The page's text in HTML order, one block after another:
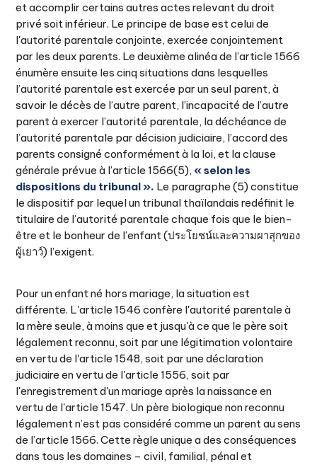
et accomplir certains autres actes relevant du droit
privé soit inférieur. Le principe de base est celui de
l'autorité parentale conjointe, exercée conjointement
par les deux parents. Le deuxième alinéa de l’article 1566
énumère ensuite les cinq situations dans lesquelles
l’autorité parentale est exercée par un seul parent, à
savoir le décès de l’autre parent, l’incapacité de l’autre
parent à exercer l’autorité parentale, la déchéance de
l’autorité parentale par décision judiciaire, l’accord des
parents consigné conformément à la loi, et la clause
générale prévue à l’article 1566(5),« selon les
dispositions du tribunal ». Le paragraphe (5) constitue
le dispositif par lequel un tribunal thaïlandais redéfinit le
titulaire de l’autorité parentale chaque fois que le bien-
être et le bonheur de l’enfant (ประโยชน์และความผาสุกของ
ผู้เยาว์) l’exigent.
Pour un enfant né hors mariage, la situation est
différente. L'article 1546 confère l'autorité parentale à
la mère seule, à moins que et jusqu'à ce que le père soit
légalement reconnu, soit par une légitimation volontaire
en vertu de l'article 1548, soit par une déclaration
judiciaire en vertu de l'article 1556, soit par
l'enregistrement d'un mariage après la naissance en
vertu de l'article 1547. Un père biologique non reconnu
légalement n’est pas considéré comme un parent au sens
de l’article 1566. Cette règle unique a des conséquences
dans tous les domaines – civil, familial, pénal et